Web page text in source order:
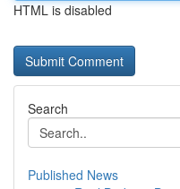
HTML is disabled
Search
Published News